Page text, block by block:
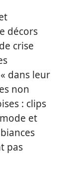
décors
crise
dans leur
non
: clips
et
pas